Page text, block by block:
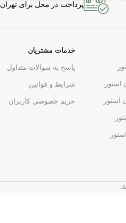
پرداخت در محل برای تهران
استور
خدمات مشتریان
پاسخ به سوالات متداول
شرایط و قوانین
حریم خصوصی کاربران